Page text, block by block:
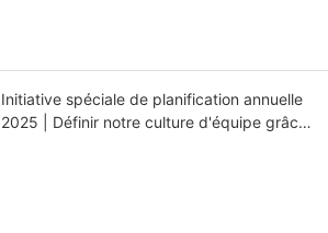
Initiative spéciale de planification annuelle
2025 | Définir notre culture d'équipe grâce